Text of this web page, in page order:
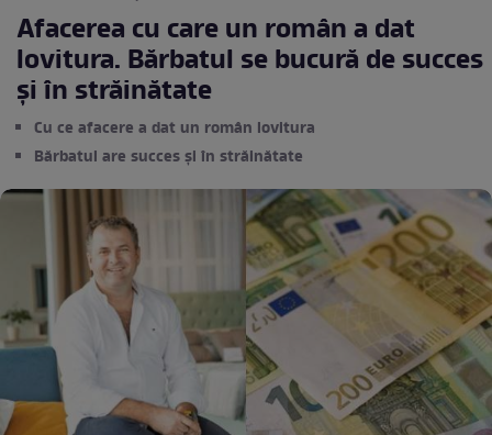
Afacerea cu care un român a dat
lovitura. Bărbatul se bucură de succes
și în străinătate
Cu ce afacere a dat un român lovitura
Bărbatul are succes și în străinătate